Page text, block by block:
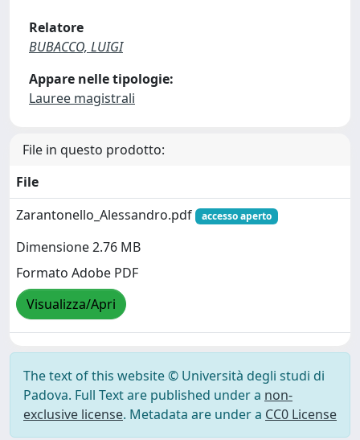
Relatore
BUBACCO, LUIGI
Appare nelle tipologie:
Lauree magistrali
File in questo prodotto:
File
Zarantonello_Alessandro.pdf
accesso aperto
Dimensione 2.76 MB
Formato Adobe PDF
Visualizza/Apri
The text of this website © Università degli studi di
Padova. Full Text are published under a non-
exclusive license. Metadata are under a CC0 License